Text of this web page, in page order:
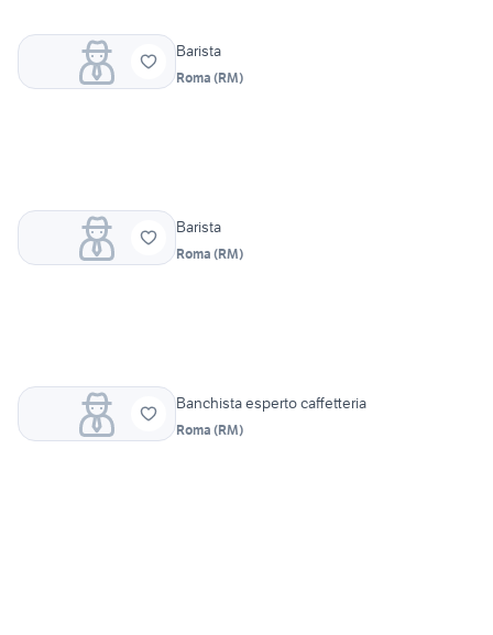
Barista
Roma (RM)
Barista
Roma (RM)
Banchista esperto caffetteria
Roma (RM)